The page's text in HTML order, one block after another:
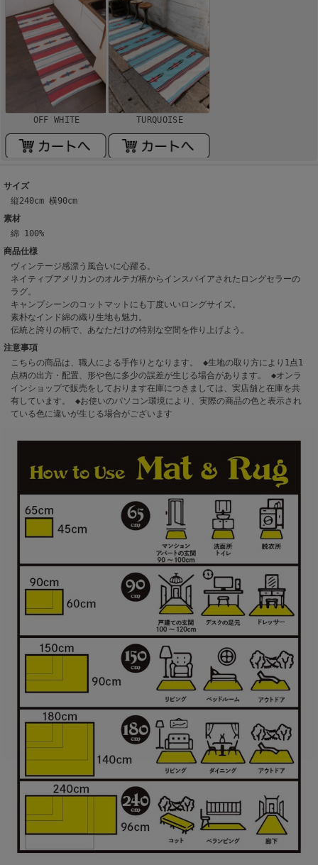
OFF WHITE TURQUOISE
サイズ
縦240cm 横90cm
素材
綿 100%
商品仕様
ヴィンテージ感漂う風合いに心躍る。
ネイティブアメリカンのオルテガ柄からインスパイアされたロングセラーの
ラグ。
キャンプシーンのコットマットにも丁度いいロングサイズ。
素朴なインド綿の織り生地も魅力。
伝統と誇りの柄で、あなただけの特別な空間を作り上げよう。
注意事項
こちらの商品は、職人による手作りとなります。 ◆生地の取り方により1点1
点柄の出方・配置、形や色に多少の誤差が生じる場合があります。 ◆オンラ
インショップで販売をしております在庫につきましては、実店舗と在庫を共
有しています。 ◆お使いのパソコン環境により、実際の商品の色と表示され
ている色に違いが生じる場合がございます